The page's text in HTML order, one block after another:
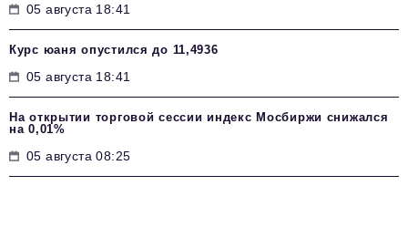
05 августа 18:41
Курс юаня опустился до 11,4936
05 августа 18:41
На открытии торговой сессии индекс Мосбиржи снижался
на 0,01%
05 августа 08:25